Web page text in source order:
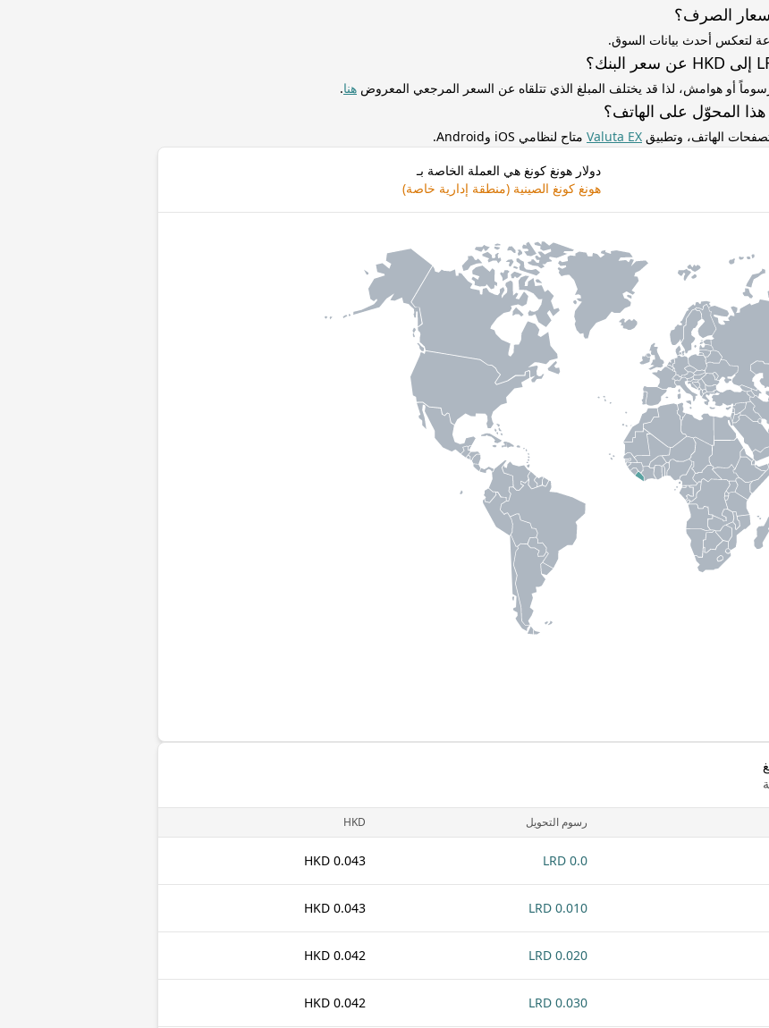
الصرف؟
لتعكس أحدث بيانات السوق.
أو هوامش، لذا قد يختلف المبلغ الذي تتلقاه عن السعر المرجعي المعروض هنا.
المحوّل على الهاتف؟
الهاتف، وتطبيق Valuta EX متاح لنظامي iOS وAndroid.
دولار هونغ كونغ هي العملة الخاصة بـ
هونغ كونغ الصينية (منطقة إدارية خاصة)
رسوم التحويل HKD
0.0 LRD
0.043 HKD
0.010 LRD
0.043 HKD
0.020 LRD
0.042 HKD
0.030 LRD
0.042 HKD